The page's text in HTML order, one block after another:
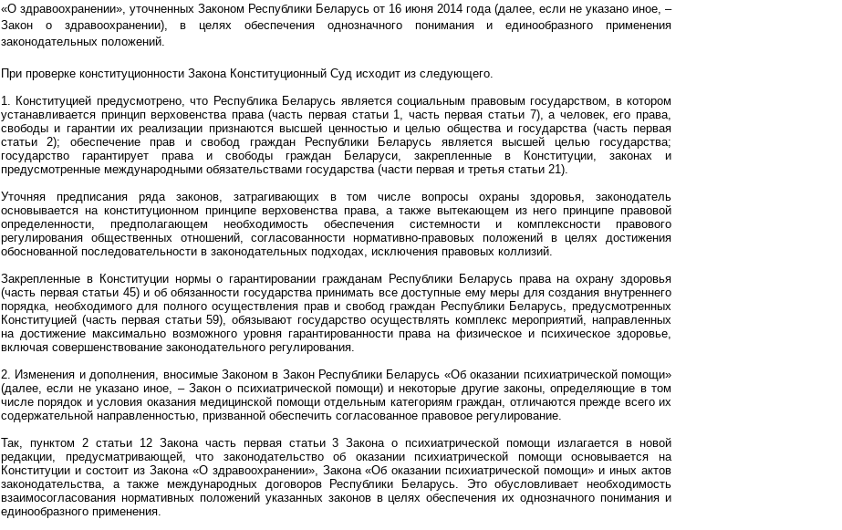
«О здравоохранении», уточненных Законом Республики Беларусь от 16 июня 2014 года (далее, если не указано иное, –
Закон о здравоохранении), в целях обеспечения однозначного понимания и единообразного применения
законодательных положений.
При проверке конституционности Закона Конституционный Суд исходит из следующего.
1. Конституцией предусмотрено, что Республика Беларусь является социальным правовым государством, в котором
устанавливается принцип верховенства права (часть первая статьи 1, часть первая статьи 7), а человек, его права,
свободы и гарантии их реализации признаются высшей ценностью и целью общества и государства (часть первая
статьи 2); обеспечение прав и свобод граждан Республики Беларусь является высшей целью государства;
государство гарантирует права и свободы граждан Беларуси, закрепленные в Конституции, законах и
предусмотренные международными обязательствами государства (части первая и третья статьи 21).
Уточняя предписания ряда законов, затрагивающих в том числе вопросы охраны здоровья, законодатель
основывается на конституционном принципе верховенства права, а также вытекающем из него принципе правовой
определенности, предполагающем необходимость обеспечения системности и комплексности правового
регулирования общественных отношений, согласованности нормативно-правовых положений в целях достижения
обоснованной последовательности в законодательных подходах, исключения правовых коллизий.
Закрепленные в Конституции нормы о гарантировании гражданам Республики Беларусь права на охрану здоровья
(часть первая статьи 45) и об обязанности государства принимать все доступные ему меры для создания внутреннего
порядка, необходимого для полного осуществления прав и свобод граждан Республики Беларусь, предусмотренных
Конституцией (часть первая статьи 59), обязывают государство осуществлять комплекс мероприятий, направленных
на достижение максимально возможного уровня гарантированности права на физическое и психическое здоровье,
включая совершенствование законодательного регулирования.
2. Изменения и дополнения, вносимые Законом в Закон Республики Беларусь «Об оказании психиатрической помощи»
(далее, если не указано иное, – Закон о психиатрической помощи) и некоторые другие законы, определяющие в том
числе порядок и условия оказания медицинской помощи отдельным категориям граждан, отличаются прежде всего их
содержательной направленностью, призванной обеспечить согласованное правовое регулирование.
Так, пунктом 2 статьи 12 Закона часть первая статьи 3 Закона о психиатрической помощи излагается в новой
редакции, предусматривающей, что законодательство об оказании психиатрической помощи основывается на
Конституции и состоит из Закона «О здравоохранении», Закона «Об оказании психиатрической помощи» и иных актов
законодательства, а также международных договоров Республики Беларусь. Это обусловливает необходимость
взаимосогласования нормативных положений указанных законов в целях обеспечения их однозначного понимания и
единообразного применения.